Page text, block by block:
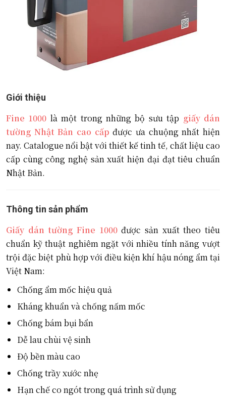
Giới thiệu
Fine 1000 là một trong những bộ sưu tập giấy dán
tường Nhật Bản cao cấp được ưa chuộng nhất hiện
nay. Catalogue nổi bật với thiết kế tinh tế, chất liệu cao
cấp cùng công nghệ sản xuất hiện đại đạt tiêu chuẩn
Nhật Bản.
Thông tin sản phẩm
Giấy dán tường Fine 1000được sản xuất theo tiêu
chuẩn kỹ thuật nghiêm ngặt với nhiều tính năng vượt
trội đặc biệt phù hợp với điều kiện khí hậu nóng ẩm tại
Việt Nam:
Chống ẩm mốc hiệu quả
Kháng khuẩn và chống nấm mốc
Chống bám bụi bẩn
Dễ lau chùi vệ sinh
Độ bền màu cao
Chống trầy xước nhẹ
Hạn chế co ngót trong quá trình sử dụng